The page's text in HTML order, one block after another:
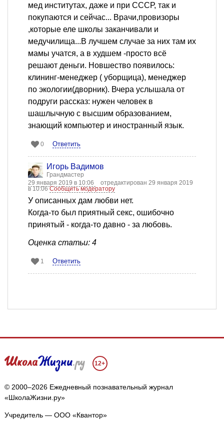
мед институтах, даже и при СССР, так и
покупаются и сейчас... Врачи,провизоры
,которые еле школы заканчивали и
медучилища...В лучшем случае за них там их
мамы учатся, а в худшем -просто всё
решают деньги. Новшество появилось:
клининг-менеджер ( уборщица), менеджер
по экологии(дворник). Вчера услышала от
подруги рассказ: нужен человек в
шашлычную с высшим образованием,
знающий компьютер и иностранный язык.
0 Ответить
Игорь Вадимов
Грандмастер
29 января 2019 в 10:06
отредактирован 29 января 2019
в 10:06Сообщить модератору
У описанных дам любви нет.
Когда-то был приятный секс, ошибочно
принятый - когда-то давно - за любовь.
Оценка статьи: 4
1 Ответить
12+
© 2000–2026 Ежедневный познавательный журнал
«ШколаЖизни.ру»
Учредитель — ООО «Квантор»